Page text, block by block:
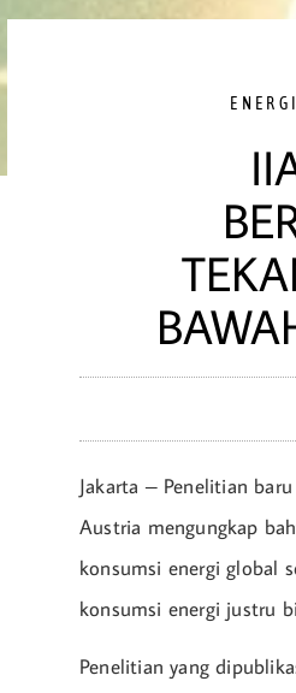
ENERGI
Jakarta – Penelitian
Austria mengungkap
konsumsi energi global
konsumsi energi justru
Penelitian yang